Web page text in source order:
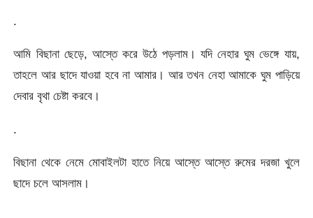
.
আমি বিছানা ছেড়ে, আস্তে করে উঠে পড়লাম। যদি নেহার ঘুম ভেঙ্গে যায়,
তাহলে আর ছাদে যাওয়া হবে না আমার। আর তখন নেহা আমাকে ঘুম পাড়িয়ে
দেবার বৃথা চেষ্টা করবে।
.
বিছানা থেকে নেমে মোবাইলটা হাতে নিয়ে আস্তে আস্তে রুমের দরজা খুলে
ছাদে চলে আসলাম।